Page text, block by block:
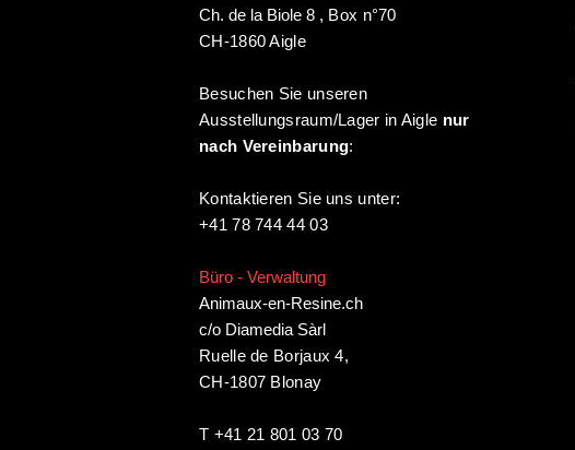
Ch. de la Biole 8 , Box n°70
CH-1860 Aigle
Besuchen Sie unseren
Ausstellungsraum/Lager in Aigle nur
nach Vereinbarung:
Kontaktieren Sie uns unter:
+41 78 744 44 03
Büro - Verwaltung
Animaux-en-Resine.ch
c/o Diamedia Sàrl
Ruelle de Borjaux 4,
CH-1807 Blonay
T +41 21 801 03 70